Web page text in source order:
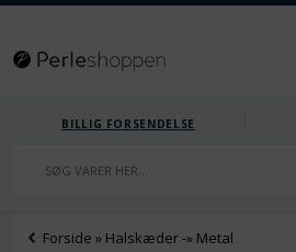
BILLIG FORSENDELSE
Forside » Halskæder-» Metal